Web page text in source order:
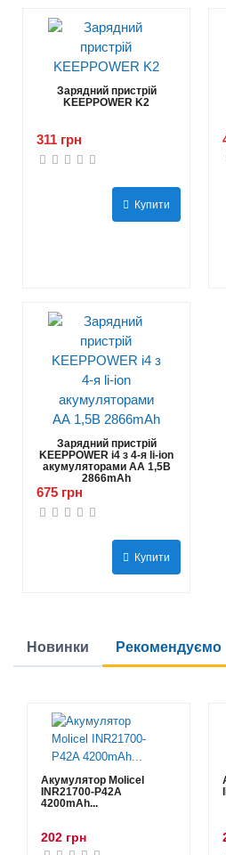
Зарядний пристрій
KEEPPOWER K2
311 грн
Купити
Зарядний пристрій
KEEPPOWER i4 з 4-я li-ion
акумуляторами АА 1,5В
2866mAh
675 грн
Купити
Новинки Рекомендуємо
Акумулятор Molicel
INR21700-P42A
4200mAh...
202 грн